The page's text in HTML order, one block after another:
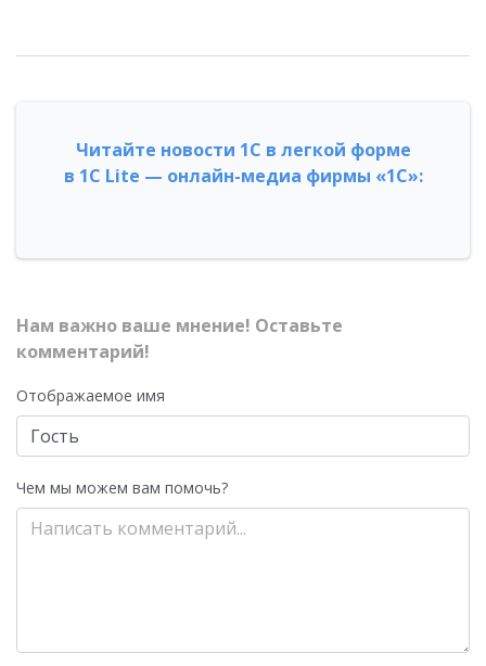
Читайте новости 1С в легкой форме
в 1С Lite — онлайн-медиа фирмы «1С»:
Нам важно ваше мнение! Оставьте
комментарий!
Отображаемое имя
Чем мы можем вам помочь?